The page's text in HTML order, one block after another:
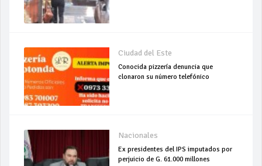
Ciudad del Este
Conocida pizzería denuncia que
clonaron su número telefónico
Nacionales
Ex presidentes del IPS imputados por
perjuicio de G. 61.000 millones